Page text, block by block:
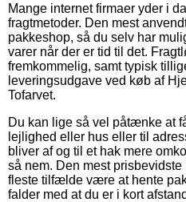
Mange internet firmaer yder i
fragtmetoder. Den mest
pakkeshop, så du selv har
varer når der er tid til det.
fremkommelig, samt typisk
leveringsudgave ved køb af
Tofarvet.
Du kan lige så vel påtænke at
lejlighed eller hus eller til
bliver af og til et hak mere
så nem. Den mest
fleste tilfælde være at hente
falder med at du er i kort